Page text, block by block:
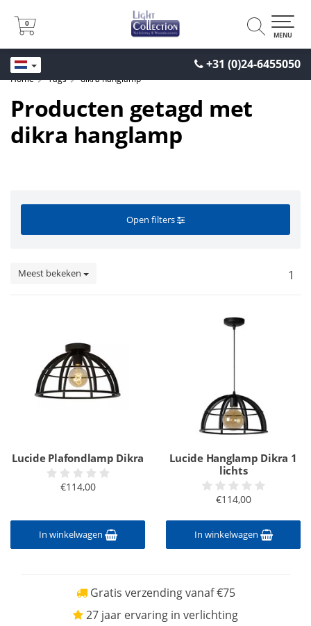
+31 (0)24-6455050
0
0
MENU
Home Tags dikra hanglamp
Producten getagd met
dikra hanglamp
Open filters
Meest bekeken 1
Lucide Plafondlamp Dikra
€114,00
In winkelwagen
Lucide Hanglamp Dikra 1
lichts
€114,00
In winkelwagen
Gratis verzending vanaf €75
27 jaar ervaring in verlichting